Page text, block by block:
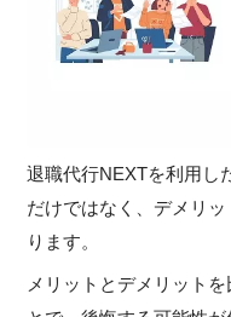
退職代行NEXTを利用し
だけではなく、デメリ
ります。
メリットとデメリット